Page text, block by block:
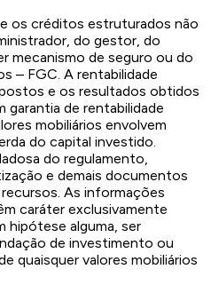
os créditos estruturados não
do gestor, do
mecanismo de seguro ou do
– FGC. A rentabilidade
e os resultados obtidos
garantia de rentabilidade
mobiliários envolvem
do capital investido.
do regulamento,
e demais documentos
As informações
caráter exclusivamente
hipótese alguma, ser
de investimento ou
quaisquer valores mobiliários